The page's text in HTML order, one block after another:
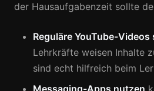
der Hausaufgabenzeit sollte
Reguläre YouTube-Videos
Lehrkräfte weisen Inhalte
sind echt hilfreich beim
Messaging-Apps nutzen